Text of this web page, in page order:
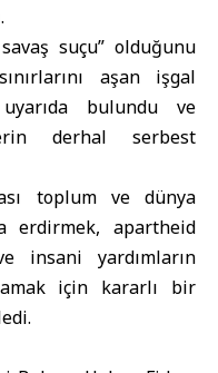
suçu” olduğunu
aşan işgal
bulundu ve
derhal serbest
toplum ve dünya
erdirmek, apartheid
insani yardımların
için kararlı bir